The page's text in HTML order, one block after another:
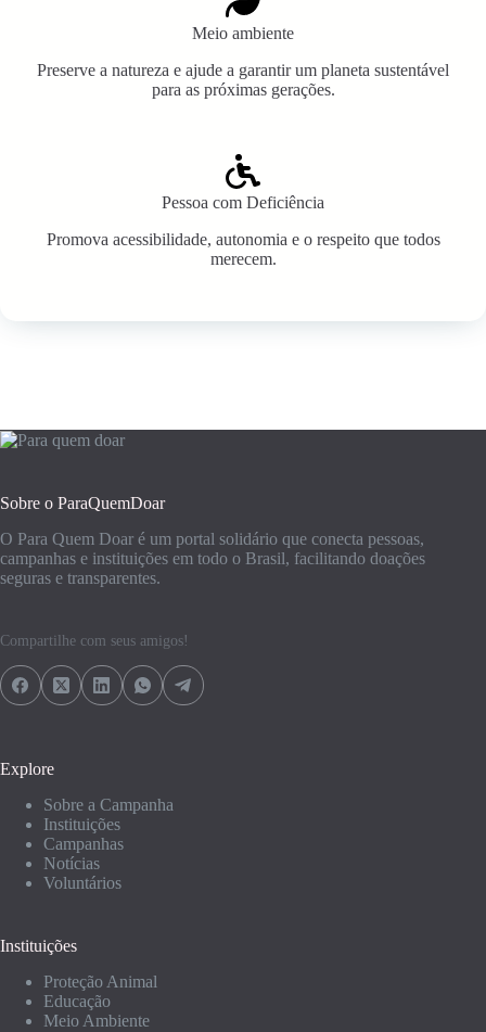
Meio ambiente
Preserve a natureza e ajude a garantir um planeta sustentável
para as próximas gerações.
Pessoa com Deficiência
Promova acessibilidade, autonomia e o respeito que todos
merecem.
Sobre o ParaQuemDoar
O Para Quem Doar é um portal solidário que conecta pessoas,
campanhas e instituições em todo o Brasil, facilitando doações
seguras e transparentes.
Compartilhe com seus amigos!
Explore
Sobre a Campanha
Instituições
Campanhas
Notícias
Voluntários
Instituições
Proteção Animal
Educação
Meio Ambiente